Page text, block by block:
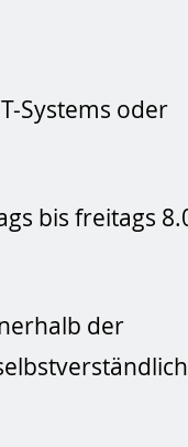
Systems oder
bis freitags
der